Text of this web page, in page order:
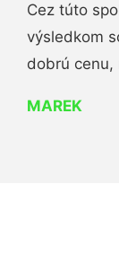
Cez túto
výsledkom
dobrú cenu,
MAREK